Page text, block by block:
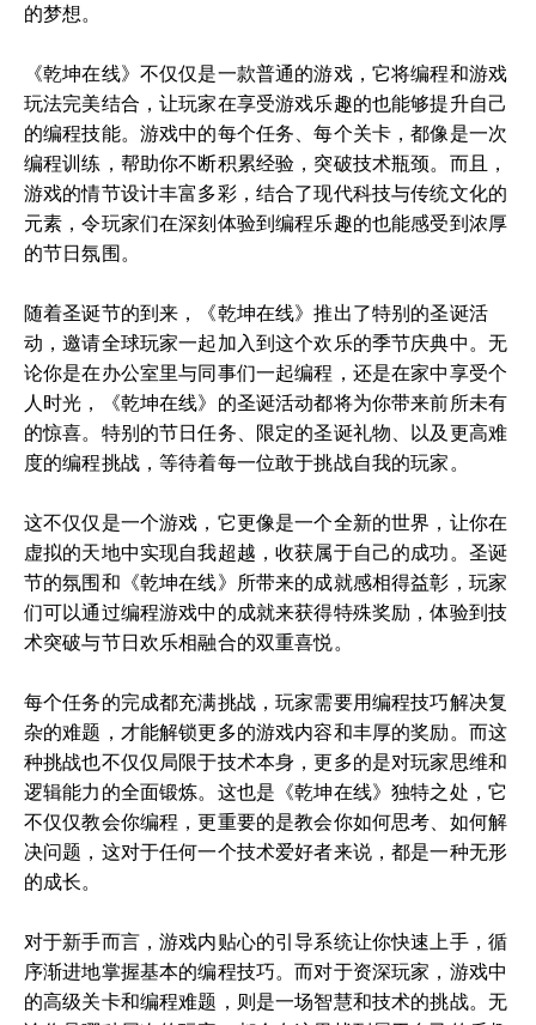
的梦想。
《乾坤在线》不仅仅是一款普通的游戏，它将编程和游戏
玩法完美结合，让玩家在享受游戏乐趣的也能够提升自己
的编程技能。游戏中的每个任务、每个关卡，都像是一次
编程训练，帮助你不断积累经验，突破技术瓶颈。而且，
游戏的情节设计丰富多彩，结合了现代科技与传统文化的
元素，令玩家们在深刻体验到编程乐趣的也能感受到浓厚
的节日氛围。
随着圣诞节的到来，《乾坤在线》推出了特别的圣诞活
动，邀请全球玩家一起加入到这个欢乐的季节庆典中。无
论你是在办公室里与同事们一起编程，还是在家中享受个
人时光，《乾坤在线》的圣诞活动都将为你带来前所未有
的惊喜。特别的节日任务、限定的圣诞礼物、以及更高难
度的编程挑战，等待着每一位敢于挑战自我的玩家。
这不仅仅是一个游戏，它更像是一个全新的世界，让你在
虚拟的天地中实现自我超越，收获属于自己的成功。圣诞
节的氛围和《乾坤在线》所带来的成就感相得益彰，玩家
们可以通过编程游戏中的成就来获得特殊奖励，体验到技
术突破与节日欢乐相融合的双重喜悦。
每个任务的完成都充满挑战，玩家需要用编程技巧解决复
杂的难题，才能解锁更多的游戏内容和丰厚的奖励。而这
种挑战也不仅仅局限于技术本身，更多的是对玩家思维和
逻辑能力的全面锻炼。这也是《乾坤在线》独特之处，它
不仅仅教会你编程，更重要的是教会你如何思考、如何解
决问题，这对于任何一个技术爱好者来说，都是一种无形
的成长。
对于新手而言，游戏内贴心的引导系统让你快速上手，循
序渐进地掌握基本的编程技巧。而对于资深玩家，游戏中
的高级关卡和编程难题，则是一场智慧和技术的挑战。无